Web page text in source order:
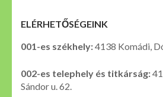
ELÉRHETŐSÉGEINK
001-es székhely:4138 Komádi,
002-es telephely és titkárság:
Sándor u. 62.